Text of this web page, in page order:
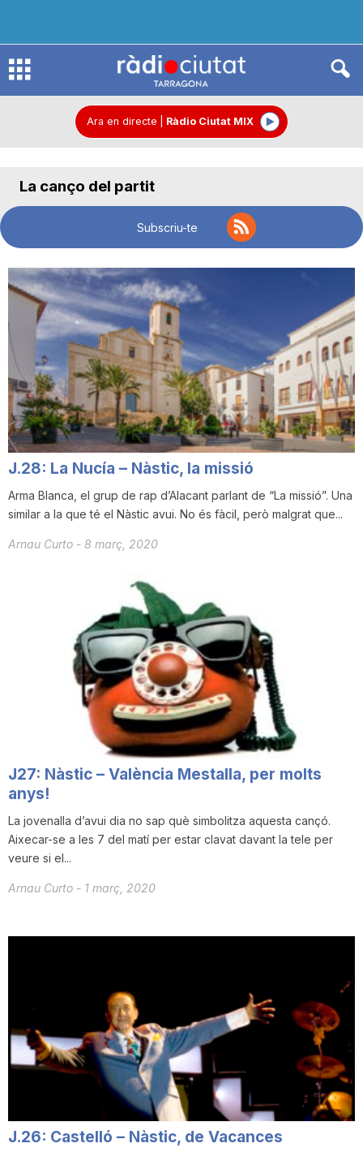
R
o
C
i
u
a
r
o
Ara en directe Ràdio Ciutat MIX
La canço del partit
Subscriu-te
J.28: La Nucía – Nàstic, la missió
Arma Blanca, el grup de rap d’Alacant parlant de “La missió”. Una
similar a la que té el Nàstic avui. No és fàcil, però malgrat que...
Arnau Curto - 8 març, 2020
J27: Nàstic – València Mestalla, per molts
anys!
La jovenalla d’avui dia no sap què simbolitza aquesta cançó.
Aixecar-se a les 7 del matí per estar clavat davant la tele per
veure si el...
Arnau Curto - 1 març, 2020
J.26: Castelló – Nàstic, de Vacances